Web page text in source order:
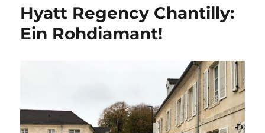
mit
diesen
Corona-
Hyatt Regency Chantilly:
Ein Rohdiamant!